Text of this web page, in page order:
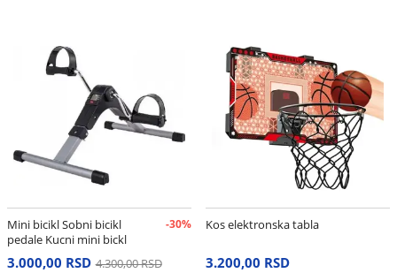
Mini bicikl Sobni bicikl
pedale Kucni mini bickl
-30%
3.000,00 RSD 4.300,00 RSD
Kos elektronska tabla
3.200,00 RSD